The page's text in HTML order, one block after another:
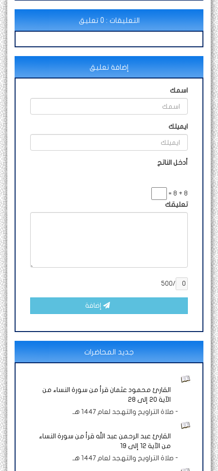
التعليقات : 0 تعليق
إضافة تعليق
اسمك
ايميلك
أدخل الناتج
8 + 8 =
تعليقك
/500
إضافة
جديد المحاضرات
القارئ محمود عثمان قرأ من سورة النساء من
الآية 20 إلى 28
- صلاة التراويح والتهجد لعام 1447 هـ
القارئ عبد الرحمن عبد الله قرأ من سورة النساء
من الآية 12 إلى 19
- صلاة التراويح والتهجد لعام 1447 هـ